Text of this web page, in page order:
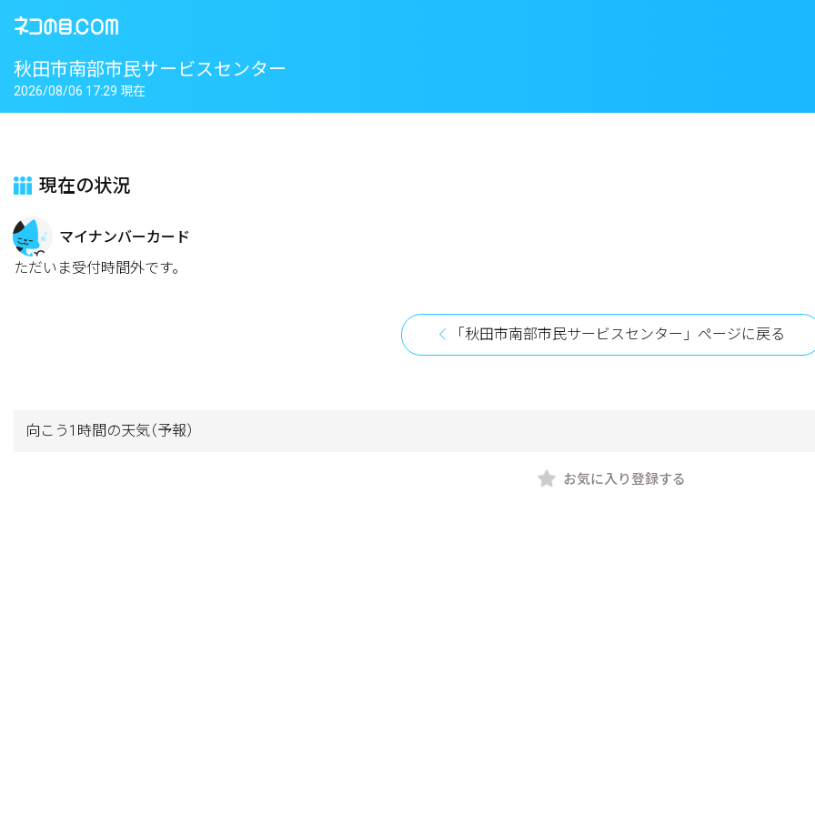
秋田市南部市民サービスセンター
2026/08/06 17:29 現在
現在の状況
マイナンバーカード
ただいま受付時間外です。
「秋田市南部市民サービスセンター」ページに戻る
向こう1時間の天気（予報）
お気に入り登録する